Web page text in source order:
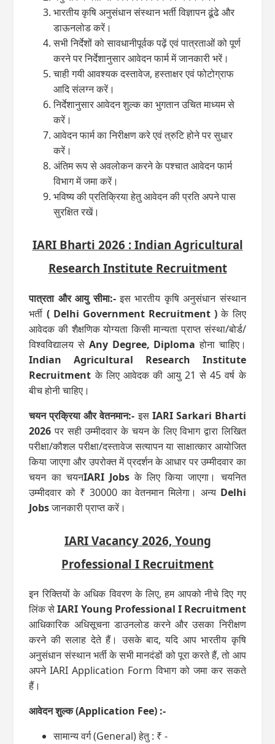
भारतीय कृषि अनुसंधान संस्थान भर्ती विज्ञापन ढूंढे और
डाऊनलोड करें।
सभी निर्देशों को सावधानीपूर्वक पढ़ें एवं पात्रताओं को पूर्ण
करने पर निर्देशानुसार आवेदन फार्म में जानकारी भरें।
चाही गयी आवश्‍यक दस्‍तावेज, हस्‍ताक्षर एवं फोटोग्राफ
आदि संलग्‍न करें।
निर्देशानुसार आवेदन शुल्‍क का भुगतान उचित माध्‍यम से
करें।
आवेदन फार्म का निरीक्षण करे एवं त्रुटि होने पर सुधार
करें।
अंतिम रूप से अवलोकन करने के पश्‍चात आवेदन फार्म
विभाग में जमा करें।
भविष्‍य की प्रतिक्रिया हेतु आवेदन की प्रति अपने पास
सुरक्षित रखें।
IARI Bharti 2026 : Indian Agricultural
Research Institute Recruitment
पात्रता और आयु सीमा:-इस भारतीय कृषि अनुसंधान संस्थान
भर्ती ( Delhi Government Recruitment ) के लिए
आवेदक की शैक्षणिक योग्यता किसी मान्‍यता प्राप्‍त संस्‍था/बोर्ड/
विश्‍वविद्यालय से Any Degree, Diploma होना चाहिए।
Indian Agricultural Research Institute
Recruitment के लिए आवेदक की आयु 21 से 45 वर्ष के
बीच होनी चाहिए।
चयन प्रक्रिया और वेतनमान:- इस IARI Sarkari Bharti
2026 पर सही उम्मीदवार के चयन के लिए विभाग द्वारा लिखित
परीक्षा/कौशल परीक्षा/दस्‍तावेज सत्‍यापन या साक्षात्कार आयोजित
किया जाएगा और उपरोक्त में प्रदर्शन के आधार पर उम्मीदवार का
चयन का चयनIARI Jobsके लिए किया जाएगा। चयनित
उम्मीदवार को ₹ 30000 का वेतनमान मिलेगा। अन्‍य Delhi
Jobsजानकारी प्राप्त करें।
IARI Vacancy 2026, Young
Professional I Recruitment
इन रिक्तियों के अधिक विवरण के लिए, हम आपको नीचे दिए गए
लिंक सेIARI Young Professional I Recruitment
आधिकारिक अधिसूचना डाउनलोड करने और उसका निरीक्षण
करने की सलाह देते हैं। उसके बाद, यदि आप भारतीय कृषि
अनुसंधान संस्थान भर्ती के सभी मानदंडों को पूरा करते हैं, तो आप
अपने IARI Application Form विभाग को जमा कर सकते
हैं।
आवेदन शुल्‍क (Application Fee) :-
सामान्‍य वर्ग (General) हेतु : ₹ -